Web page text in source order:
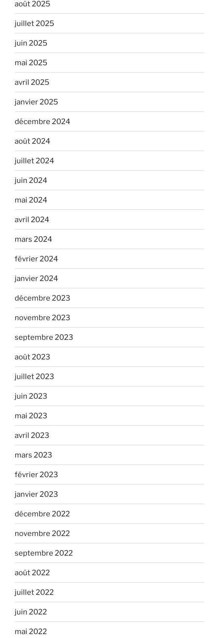
août 2025
juillet 2025
juin 2025
mai 2025
avril 2025
janvier 2025
décembre 2024
août 2024
juillet 2024
juin 2024
mai 2024
avril 2024
mars 2024
février 2024
janvier 2024
décembre 2023
novembre 2023
septembre 2023
août 2023
juillet 2023
juin 2023
mai 2023
avril 2023
mars 2023
février 2023
janvier 2023
décembre 2022
novembre 2022
septembre 2022
août 2022
juillet 2022
juin 2022
mai 2022